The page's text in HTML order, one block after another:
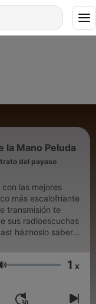
la Mano Peluda
del payaso
las mejores
más escalofriante
transmisión te
sus radioescuchas
en iTunes como
Volumen 1 x